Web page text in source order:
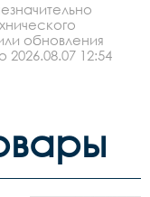
обновления
12:54